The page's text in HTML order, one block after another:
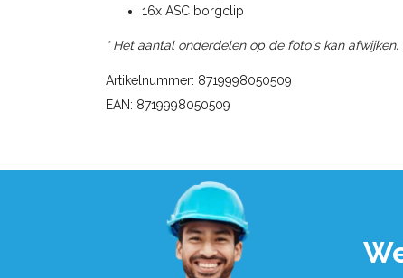
16x ASC borgclip
* Het aantal onderdelen op de foto's kan
Artikelnummer: 8719998050509
EAN: 8719998050509